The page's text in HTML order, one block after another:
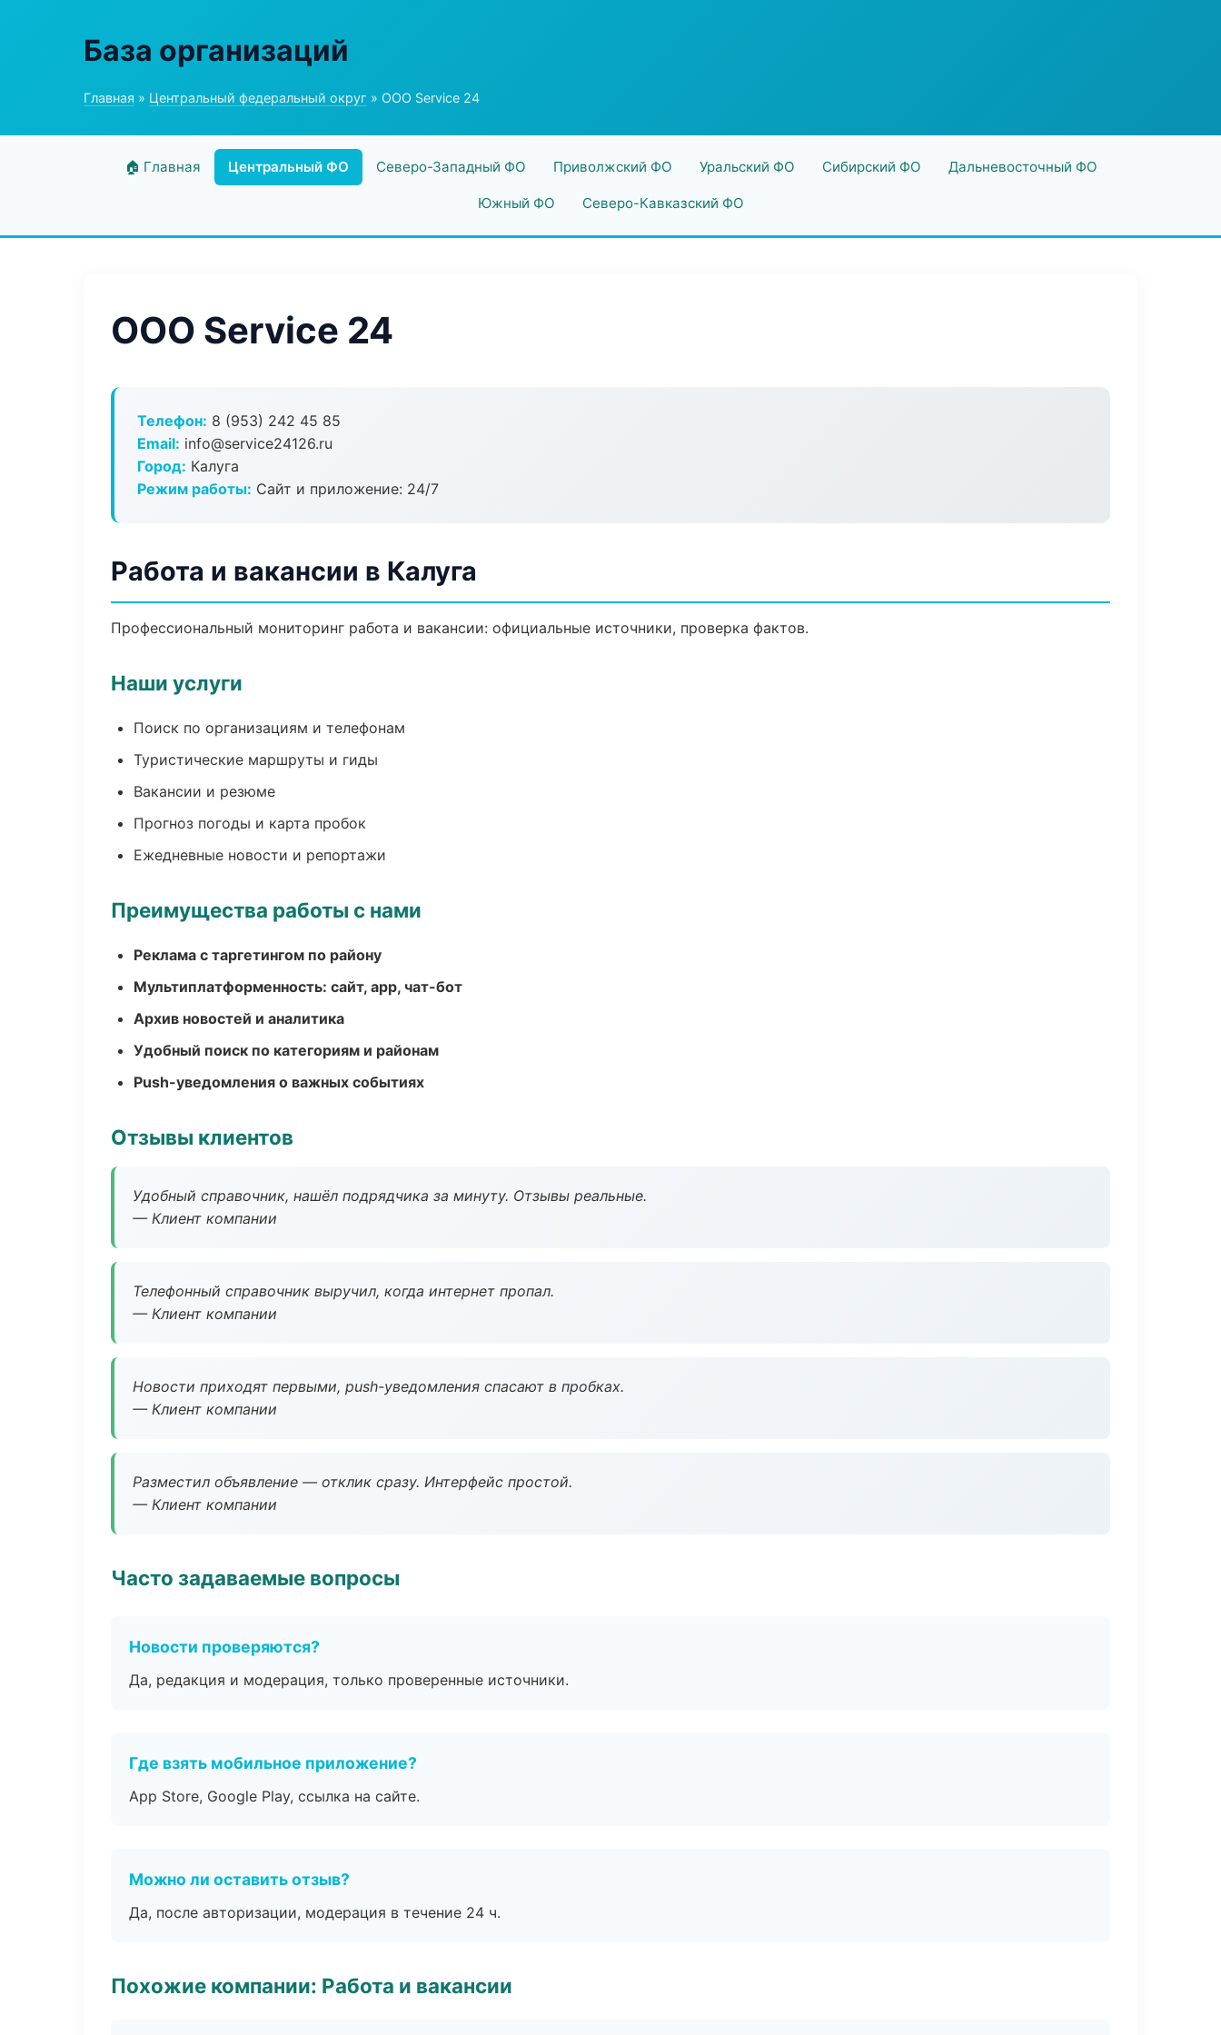
База организаций
Главная » Центральный федеральный округ » ООО Service 24
🏠 Главная Центральный ФО Северо-Западный ФО Приволжский ФО Уральский ФО Сибирский ФО Дальневосточный ФО
Южный ФО Северо-Кавказский ФО
ООО Service 24
Телефон: 8 (953) 242 45 85
Email: info@service24126.ru
Город: Калуга
Режим работы: Сайт и приложение: 24/7
Работа и вакансии в Калуга
Профессиональный мониторинг работа и вакансии: официальные источники, проверка фактов.
Наши услуги
Поиск по организациям и телефонам
Туристические маршруты и гиды
Вакансии и резюме
Прогноз погоды и карта пробок
Ежедневные новости и репортажи
Преимущества работы с нами
Реклама с таргетингом по району
Мультиплатформенность: сайт, app, чат-бот
Архив новостей и аналитика
Удобный поиск по категориям и районам
Push-уведомления о важных событиях
Отзывы клиентов
Удобный справочник, нашёл подрядчика за минуту. Отзывы реальные.
— Клиент компании
Телефонный справочник выручил, когда интернет пропал.
— Клиент компании
Новости приходят первыми, push-уведомления спасают в пробках.
— Клиент компании
Разместил объявление — отклик сразу. Интерфейс простой.
— Клиент компании
Часто задаваемые вопросы
Новости проверяются?
Да, редакция и модерация, только проверенные источники.
Где взять мобильное приложение?
App Store, Google Play, ссылка на сайте.
Можно ли оставить отзыв?
Да, после авторизации, модерация в течение 24 ч.
Похожие компании: Работа и вакансии